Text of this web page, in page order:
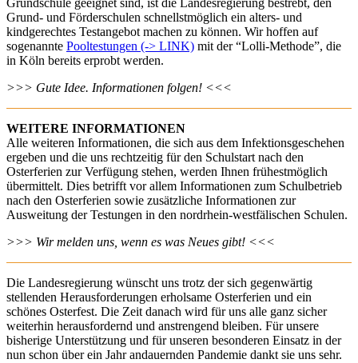
Grund- und Förderschulen schnellstmöglich ein alters- und
kindgerechtes Testangebot machen zu können. Wir hoffen auf
sogenannte Pooltestungen (-> LINK) mit der “Lolli-Methode”, die
in Köln bereits erprobt werden.
>>> Gute Idee. Informationen folgen! <<<
WEITERE INFORMATIONEN
Alle weiteren Informationen, die sich aus dem Infektionsgeschehen
ergeben und die uns rechtzeitig für den Schulstart nach den
Osterferien zur Verfügung stehen, werden Ihnen frühestmöglich
übermittelt. Dies betrifft vor allem Informationen zum Schulbetrieb
nach den Osterferien sowie zusätzliche Informationen zur
Ausweitung der Testungen in den nordrhein-westfälischen Schulen.
>>> Wir melden uns, wenn es was Neues gibt! <<<
Die Landesregierung wünscht uns trotz der sich gegenwärtig
stellenden Herausforderungen erholsame Osterferien und ein
schönes Osterfest. Die Zeit danach wird für uns alle ganz sicher
weiterhin herausfordernd und anstrengend bleiben. Für unsere
bisherige Unterstützung und für unseren besonderen Einsatz in der
nun schon über ein Jahr andauernden Pandemie dankt sie uns sehr.